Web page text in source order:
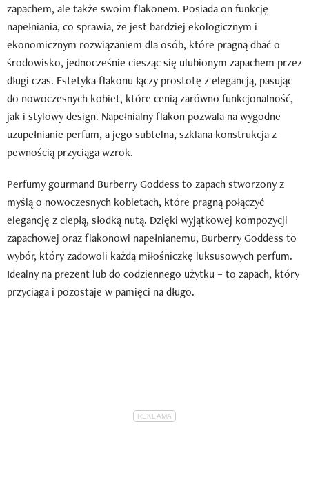
zapachem, ale także swoim flakonem. Posiada on funkcję
napełniania, co sprawia, że jest bardziej ekologicznym i
ekonomicznym rozwiązaniem dla osób, które pragną dbać o
środowisko, jednocześnie ciesząc się ulubionym zapachem przez
długi czas. Estetyka flakonu łączy prostotę z elegancją, pasując
do nowoczesnych kobiet, które cenią zarówno funkcjonalność,
jak i stylowy design. Napełnialny flakon pozwala na wygodne
uzupełnianie perfum, a jego subtelna, szklana konstrukcja z
pewnością przyciąga wzrok.
Perfumy gourmand Burberry Goddess to zapach stworzony z
myślą o nowoczesnych kobietach, które pragną połączyć
elegancję z ciepłą, słodką nutą. Dzięki wyjątkowej kompozycji
zapachowej oraz flakonowi napełnianemu, Burberry Goddess to
wybór, który zadowoli każdą miłośniczkę luksusowych perfum.
Idealny na prezent lub do codziennego użytku – to zapach, który
przyciąga i pozostaje w pamięci na długo.